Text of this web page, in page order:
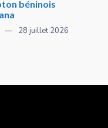
béninois
28 juillet 2026